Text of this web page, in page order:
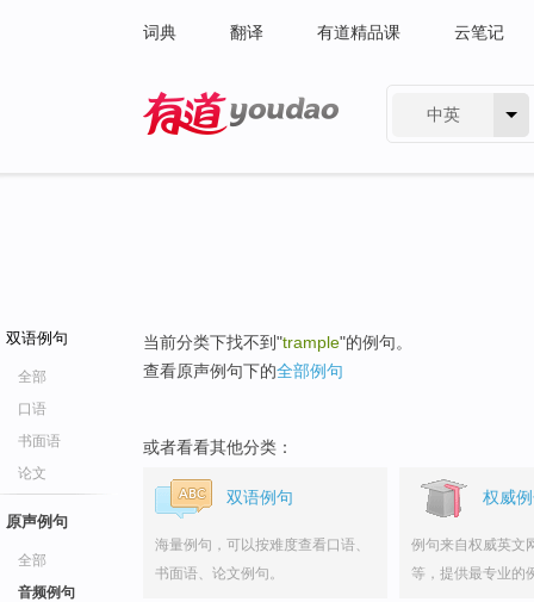
词典 翻译 有道精品课 云笔记
中英
双语例句
全部
口语
书面语
论文
原声例句
全部
音频例句
当前分类下找不到"trample"的例句。
查看原声例句下的全部例句
或者看看其他分类：
双语例句
海量例句，可以按难度查看口语、
书面语、论文例句。
权威
例句来自权威英文
等，提供最专业的